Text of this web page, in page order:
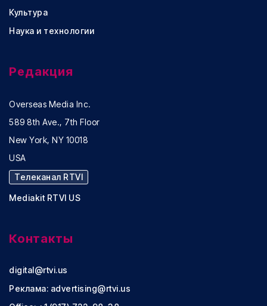
Культура
Наука и технологии
Редакция
Overseas Media Inc.
589 8th Ave., 7th Floor
New York, NY 10018
USA
Телеканал RTVI
Mediakit RTVI US
Контакты
digital@rtvi.us
Реклама: advertising@rtvi.us